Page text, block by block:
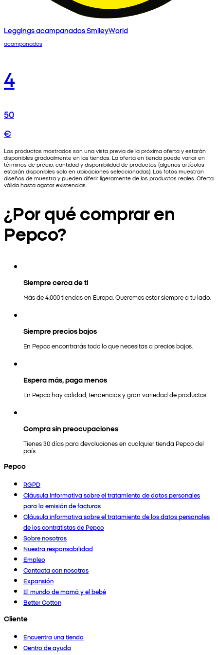
Leggings acampanados SmileyWorld
acampanados
4
50
€
Los productos mostrados son una vista previa de la próxima oferta y estarán
disponibles gradualmente en las tiendas. La oferta en tienda puede variar en
términos de precio, cantidad y disponibilidad de productos (algunos artículos
estarán disponibles solo en ubicaciones seleccionadas). Las fotos muestran
diseños de muestra y pueden diferir ligeramente de los productos reales. Oferta
válida hasta agotar existencias.
¿Por qué comprar en
Pepco?
Siempre cerca de ti
Más de 4.000 tiendas en Europa. Queremos estar siempre a tu lado.
Siempre precios bajos
En Pepco encontrarás todo lo que necesitas a precios bajos.
Espera más, paga menos
En Pepco hay calidad, tendencias y gran variedad de productos.
Compra sin preocupaciones
Tienes 30 días para devoluciones en cualquier tienda Pepco del
país.
Pepco
RGPD
Cláusula informativa sobre el tratamiento de datos personales
para la emisión de facturas
Cláusula informativa sobre el tratamiento de los datos personales
de los contratistas de Pepco
Sobre nosotros
Nuestra responsabilidad
Empleo
Contacta con nosotros
Expansión
El mundo de mamá y el bebé
Better Cotton
Cliente
Encuentra una tienda
Centro de ayuda